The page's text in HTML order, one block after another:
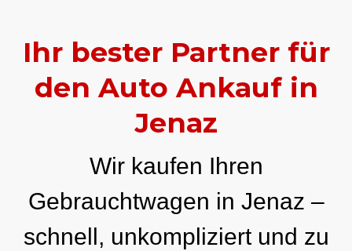
Ihr bester Partner für
den Auto Ankauf in
Jenaz
Wir kaufen Ihren
Gebrauchtwagen in Jenaz –
schnell, unkompliziert und zu